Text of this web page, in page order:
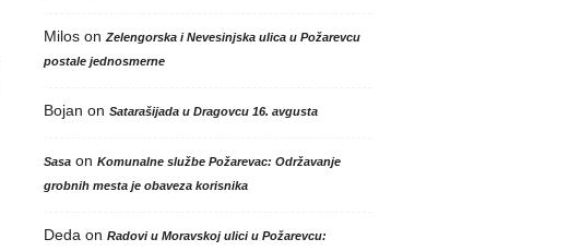
Miloson Zelengorska i Nevesinjska ulica u Požarevcu
postale jednosmerne
Bojan on Satarašijada u Dragovcu 16. avgusta
Sasaon Komunalne službe Požarevac: Održavanje
grobnih mesta je obaveza korisnika
Deda on Radovi u Moravskoj ulici u Požarevcu: